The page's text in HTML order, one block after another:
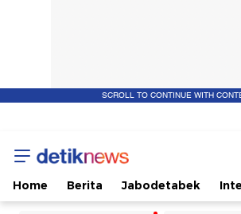
SCROLL TO CONTINUE WITH
Home Berita Jabodetabek